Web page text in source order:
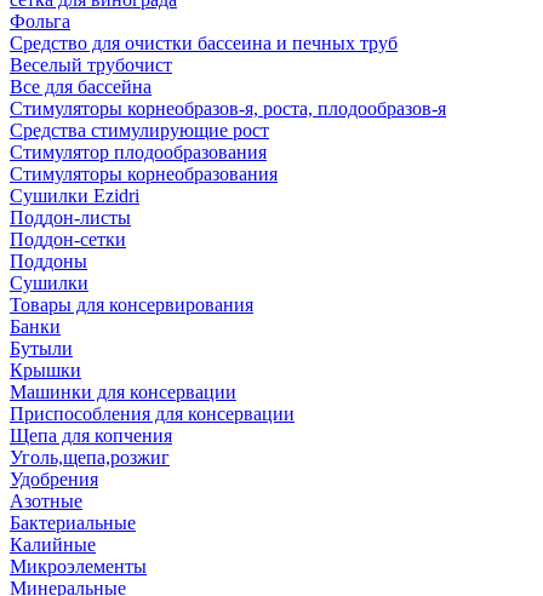
Фольга
Средство для очистки бассеина и печных труб
Веселый трубочист
Все для бассейна
Стимуляторы корнеобразов-я, роста, плодообразов-я
Средства стимулирующие рост
Стимулятор плодообразования
Стимуляторы корнеобразования
Сушилки Ezidri
Поддон-листы
Поддон-сетки
Поддоны
Сушилки
Товары для консервирования
Банки
Бутыли
Крышки
Машинки для консервации
Приспособления для консервации
Щепа для копчения
Уголь,щепа,розжиг
Удобрения
Азотные
Бактериальные
Калийные
Микроэлементы
Минеральные